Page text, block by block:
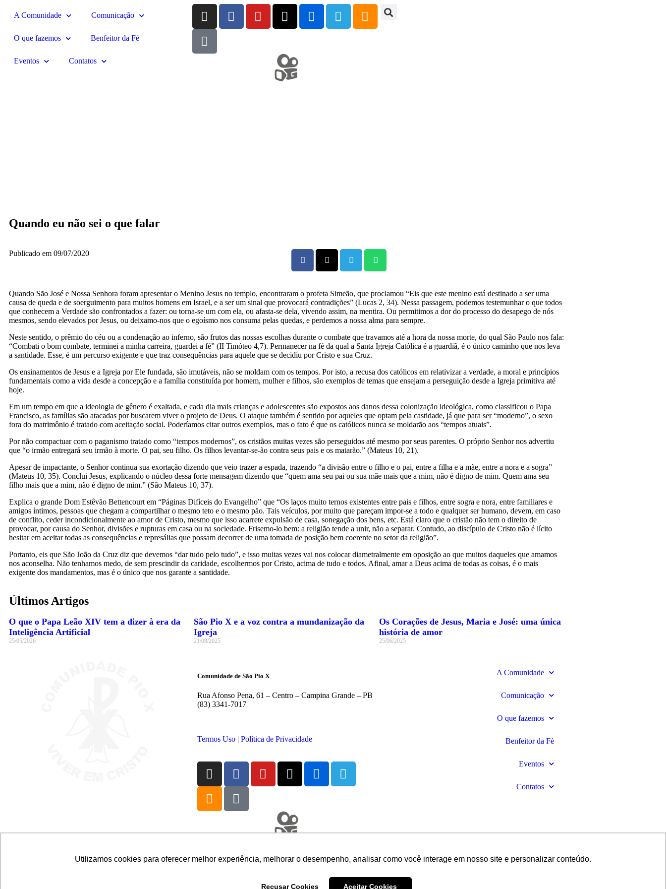
Utilizamos cookies para oferecer melhor experiência, melhorar o desempenho, analisar como você interage em nosso site e personalizar conteúdo.
Recusar Cookies Aceitar Cookies
A Comunidade Comunicação
O que fazemos Benfeitor da Fé
Eventos Contatos
Quando eu não sei o que falar
Publicado em 09/07/2020
Quando São José e Nossa Senhora foram apresentar o Menino Jesus no templo, encontraram o profeta Simeão, que proclamou “Eis que este menino está destinado a ser uma
causa de queda e de soerguimento para muitos homens em Israel, e a ser um sinal que provocará contradições” (Lucas 2, 34). Nessa passagem, podemos testemunhar o que todos
que conhecem a Verdade são confrontados a fazer: ou torna-se um com ela, ou afasta-se dela, vivendo assim, na mentira. Ou permitimos a dor do processo do desapego de nós
mesmos, sendo elevados por Jesus, ou deixamo-nos que o egoísmo nos consuma pelas quedas, e perdemos a nossa alma para sempre.
Neste sentido, o prêmio do céu ou a condenação ao inferno, são frutos das nossas escolhas durante o combate que travamos até a hora da nossa morte, do qual São Paulo nos fala:
“Combati o bom combate, terminei a minha carreira, guardei a fé” (II Timóteo 4,7). Permanecer na fé da qual a Santa Igreja Católica é a guardiã, é o único caminho que nos leva
a santidade. Esse, é um percurso exigente e que traz consequências para aquele que se decidiu por Cristo e sua Cruz.
Os ensinamentos de Jesus e a Igreja por Ele fundada, são imutáveis, não se moldam com os tempos. Por isto, a recusa dos católicos em relativizar a verdade, a moral e princípios
fundamentais como a vida desde a concepção e a família constituída por homem, mulher e filhos, são exemplos de temas que ensejam a perseguição desde a Igreja primitiva até
hoje.
Em um tempo em que a ideologia de gênero é exaltada, e cada dia mais crianças e adolescentes são expostos aos danos dessa colonização ideológica, como classificou o Papa
Francisco, as famílias são atacadas por buscarem viver o projeto de Deus. O ataque também é sentido por aqueles que optam pela castidade, já que para ser “moderno”, o sexo
fora do matrimônio é tratado com aceitação social. Poderíamos citar outros exemplos, mas o fato é que os católicos nunca se moldarão aos “tempos atuais”.
Por não compactuar com o paganismo tratado como “tempos modernos”, os cristãos muitas vezes são perseguidos até mesmo por seus parentes. O próprio Senhor nos advertiu
que “o irmão entregará seu irmão à morte. O pai, seu filho. Os filhos levantar-se-ão contra seus pais e os matarão.” (Mateus 10, 21).
Apesar de impactante, o Senhor continua sua exortação dizendo que veio trazer a espada, trazendo “a divisão entre o filho e o pai, entre a filha e a mãe, entre a nora e a sogra”
(Mateus 10, 35). Conclui Jesus, explicando o núcleo dessa forte mensagem dizendo que “quem ama seu pai ou sua mãe mais que a mim, não é digno de mim. Quem ama seu
filho mais que a mim, não é digno de mim.” (São Mateus 10, 37).
Explica o grande Dom Estêvão Bettencourt em “Páginas Difíceis do Evangelho” que “Os laços muito ternos existentes entre pais e filhos, entre sogra e nora, entre familiares e
amigos íntimos, pessoas que chegam a compartilhar o mesmo teto e o mesmo pão. Tais veículos, por muito que pareçam impor-se a todo e qualquer ser humano, devem, em caso
de conflito, ceder incondicionalmente ao amor de Cristo, mesmo que isso acarrete expulsão de casa, sonegação dos bens, etc. Está claro que o cristão não tem o direito de
provocar, por causa do Senhor, divisões e rupturas em casa ou na sociedade. Frisemo-lo bem: a religião tende a unir, não a separar. Contudo, ao discípulo de Cristo não é lícito
hesitar em aceitar todas as consequências e represálias que possam decorrer de uma tomada de posição bem coerente no setor da religião”.
Portanto, eis que São João da Cruz diz que devemos “dar tudo pelo tudo”, e isso muitas vezes vai nos colocar diametralmente em oposição ao que muitos daqueles que amamos
nos aconselha. Não tenhamos medo, de sem prescindir da caridade, escolhermos por Cristo, acima de tudo e todos. Afinal, amar a Deus acima de todas as coisas, é o mais
exigente dos mandamentos, mas é o único que nos garante a santidade.
Últimos Artigos
O que o Papa Leão XIV tem a dizer à era da
Inteligência Artificial
25/05/2026
São Pio X e a voz contra a mundanização da
Igreja
21/08/2025
Os Corações de Jesus, Maria e José: uma única
história de amor
25/06/2025
Comunidade de São Pio X
Rua Afonso Pena, 61 – Centro – Campina Grande – PB
(83) 3341-7017
Termos Uso| Política de Privacidade
A Comunidade
Comunicação
O que fazemos
Benfeitor da Fé
Eventos
Contatos
@2026 Associação Carismática Católica São Pio X